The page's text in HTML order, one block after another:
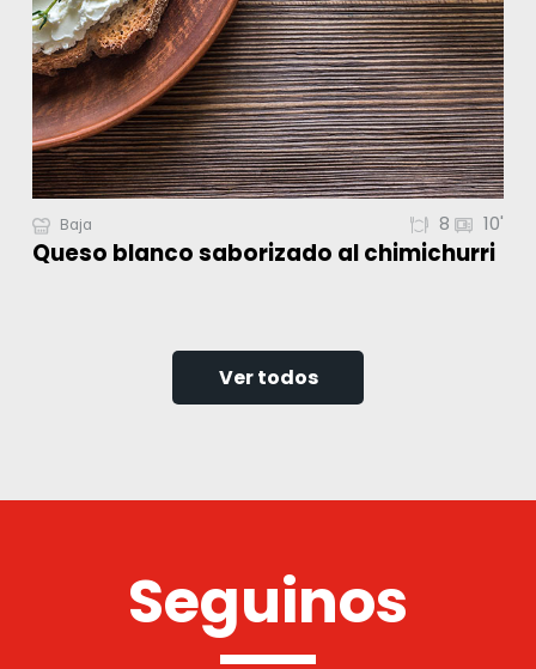
Baja 8 10'
Queso blanco saborizado al chimichurri
Ver todos
Seguinos